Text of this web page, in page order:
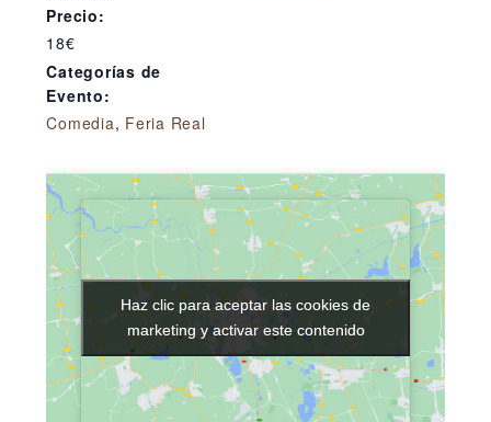
Precio:
18€
Categorías de
Evento:
Comedia, Feria Real
Haz clic para aceptar las cookies de
marketing y activar este contenido
Haz clic para aceptar las cookies de
marketing y activar este contenido